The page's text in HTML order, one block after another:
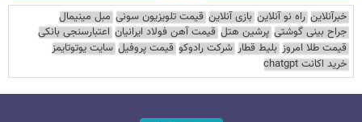
خبرآنلاین راه نو آنلاین بازی آنلاین قیمت تلویزیون سونی مبل مینیمال
جراح بینی گوشتی پرشین هتل قیمت آهن فولاد ایرانیان اعتبارسنجی بانکی
قیمت طلا امروز بلیط قطار شرکت رادوکو قیمت پروفیل سایت یوتوتایمز
خرید اکانت chatgpt